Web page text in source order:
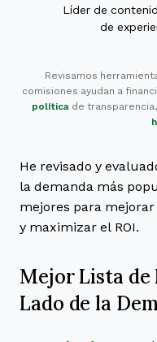
Líder de
de
Revisamos
comisiones ayudan a
políticade
He revisado y
la demanda más
mejores para
y maximizar el ROI.
Mejor Lista de
Lado de la